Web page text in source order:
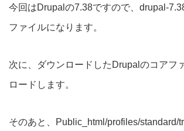
今回はDrupalの7.38ですので、drupal-
ファイルになります。
次に、ダウンロードしたDrupalのコアフ
ロードします。
そのあと、Public_html/profiles/